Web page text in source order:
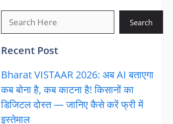
Search
Recent Post
Bharat VISTAAR 2026: अब AI बताएगा
कब बोना है, कब काटना है! किसानों का
डिजिटल दोस्त — जानिए कैसे करें फ्री में
इस्तेमाल